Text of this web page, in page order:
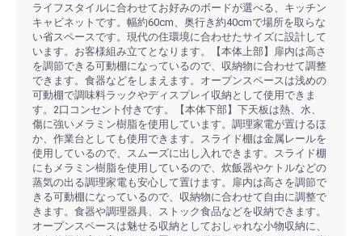
ライフスタイルに合わせてお好みのボードが選べる、キッチン
キャビネットです。幅約60cm、奥行き約40cmで場所を取らな
い省スペースです。現代の住環境に合わせたサイズに設計して
います。お客様組み立てとなります。【本体上部】扉内は高さ
を調節できる可動棚になっているので、収納物に合わせて調整
できます。食器などをしまえます。オープンスペースは浅めの
可動棚で調味料ラックやディスプレイ収納として使用できま
す。2口コンセント付きです。【本体下部】下天板は熱、水、
傷に強いメラミン樹脂を使用しています。調理家電が置けるほ
か、作業台としても使用できます。スライド棚は金属レールを
使用しているので、スムーズに出し入れできます。スライド棚
にもメラミン樹脂を使用しているので、炊飯器やケトルなどの
蒸気の出る調理家電も安心して置けます。扉内は高さを調節で
きる可動棚になっているので、収納物に合わせて自由に調整で
きます。食器や調理器具、ストック食品などを収納できます。
オープンスペースは魅せる収納としておしゃれな小物収納に、